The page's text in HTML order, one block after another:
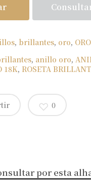
, brillantes, oro,
, anillo oro,
18K, ROSETA
0
por esta